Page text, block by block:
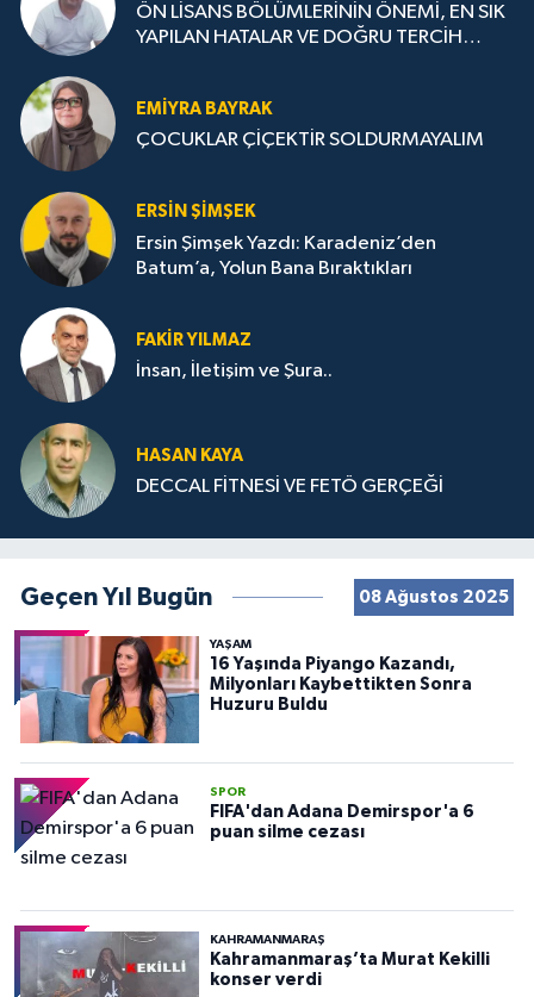
ÖN LİSANS BÖLÜMLERİNİN ÖNEMİ, EN SIK
YAPILAN HATALAR VE DOĞRU TERCİH
EMIYRA BAYRAK
ÇOCUKLAR ÇİÇEKTİR SOLDURMAYALIM
ERSIN ŞIMŞEK
Ersin Şimşek Yazdı: Karadeniz’den
Batum’a, Yolun Bana Bıraktıkları
FAKIR YILMAZ
İnsan, İletişim ve Şura..
HASAN KAYA
DECCAL FİTNESİ VE FETÖ GERÇEĞİ
Geçen Yıl Bugün 08 Ağustos 2025
YAŞAM
16 Yaşında Piyango Kazandı,
Milyonları Kaybettikten Sonra
Huzuru Buldu
SPOR
FIFA'dan Adana Demirspor'a 6
puan silme cezası
KAHRAMANMARAŞ
Kahramanmaraş’ta Murat Kekilli
konser verdi